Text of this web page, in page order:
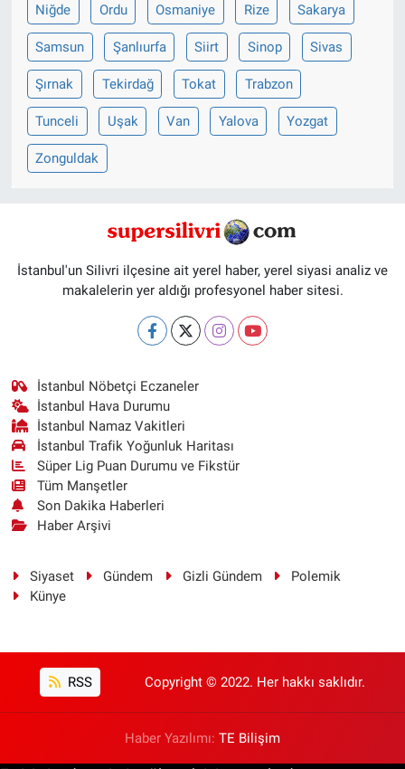
Niğde Ordu Osmaniye Rize Sakarya
Samsun Şanlıurfa Siirt Sinop Sivas
Şırnak Tekirdağ Tokat Trabzon
Tunceli Uşak Van Yalova Yozgat
Zonguldak
İstanbul'un Silivri ilçesine ait yerel haber, yerel siyasi analiz ve
makalelerin yer aldığı profesyonel haber sitesi.
İstanbul Nöbetçi Eczaneler
İstanbul Hava Durumu
İstanbul Namaz Vakitleri
İstanbul Trafik Yoğunluk Haritası
Süper Lig Puan Durumu ve Fikstür
Tüm Manşetler
Son Dakika Haberleri
Haber Arşivi
Siyaset Gündem Gizli Gündem
Polemik
Künye
RSS Copyright © 2022. Her hakkı saklıdır.
Haber Yazılımı: TE Bilişim